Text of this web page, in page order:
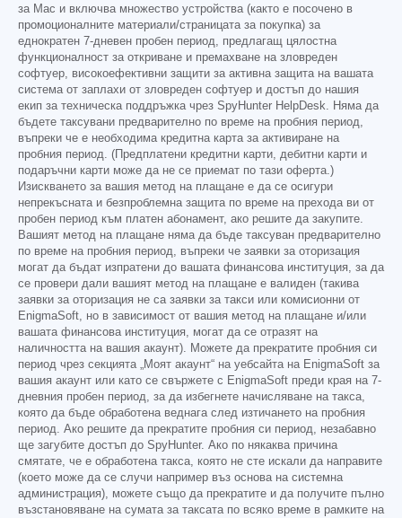
за Mac и включва множество устройства (както е посочено в
промоционалните материали/страницата за покупка) за
еднократен 7-дневен пробен период, предлагащ цялостна
функционалност за откриване и премахване на зловреден
софтуер, високоефективни защити за активна защита на вашата
система от заплахи от зловреден софтуер и достъп до нашия
екип за техническа поддръжка чрез SpyHunter HelpDesk. Няма да
бъдете таксувани предварително по време на пробния период,
въпреки че е необходима кредитна карта за активиране на
пробния период. (Предплатени кредитни карти, дебитни карти и
подаръчни карти може да не се приемат по тази оферта.)
Изискването за вашия метод на плащане е да се осигури
непрекъсната и безпроблемна защита по време на прехода ви от
пробен период към платен абонамент, ако решите да закупите.
Вашият метод на плащане няма да бъде таксуван предварително
по време на пробния период, въпреки че заявки за оторизация
могат да бъдат изпратени до вашата финансова институция, за да
се провери дали вашият метод на плащане е валиден (такива
заявки за оторизация не са заявки за такси или комисионни от
EnigmaSoft, но в зависимост от вашия метод на плащане и/или
вашата финансова институция, могат да се отразят на
наличността на вашия акаунт). Можете да прекратите пробния си
период чрез секцията „Моят акаунт“ на уебсайта на EnigmaSoft за
вашия акаунт или като се свържете с EnigmaSoft преди края на 7-
дневния пробен период, за да избегнете начисляване на такса,
която да бъде обработена веднага след изтичането на пробния
период. Ако решите да прекратите пробния си период, незабавно
ще загубите достъп до SpyHunter. Ако по някаква причина
смятате, че е обработена такса, която не сте искали да направите
(което може да се случи например въз основа на системна
администрация), можете също да прекратите и да получите пълно
възстановяване на сумата за таксата по всяко време в рамките на